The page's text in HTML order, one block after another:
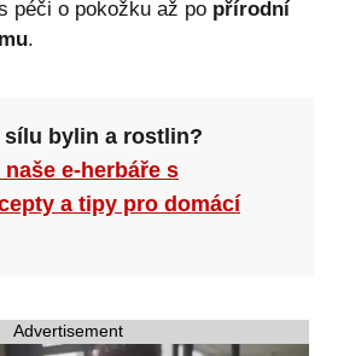
péči o pokožku až po přírodní
.
bylin a rostlin?
e-herbáře s
a tipy pro domácí
Advertisement